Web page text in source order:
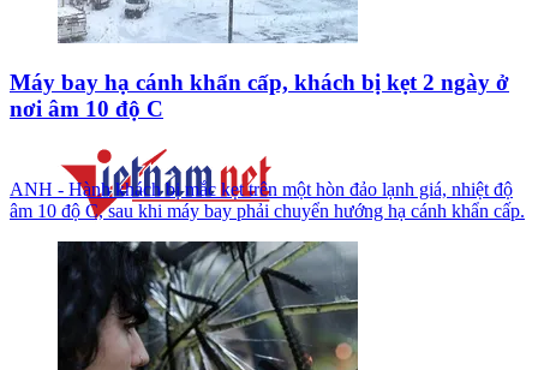
Máy bay hạ cánh khẩn cấp, khách bị kẹt 2 ngày ở
nơi âm 10 độ C
ANH - Hành khách bị mắc kẹt trên một hòn đảo lạnh giá, nhiệt độ
âm 10 độ C, sau khi máy bay phải chuyển hướng hạ cánh khẩn cấp.